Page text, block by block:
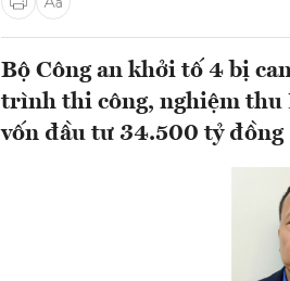
Bộ Công an khởi tố 4 bị
trình thi công, nghiệm thu
vốn đầu tư 34.500 tỷ đồng